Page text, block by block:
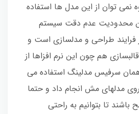
نمی توان از این مدل ها استفاده
محدودیت عدم دقت سیستم
طراحی و مدلسازی است و
هم چون این نرم افزاها از
سرفیس مدلینگ استفاده می
مدلهای مش انجام داد و حتما
تا بتوانیم به راحتی